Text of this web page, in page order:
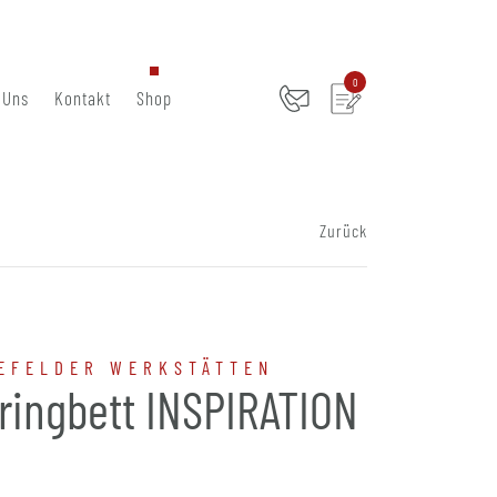
Kontakt Shop
0
Zurück
WERKSTÄTTEN
INSPIRATION